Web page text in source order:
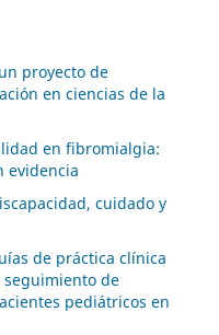
proyecto de
en ciencias de la
en fibromialgia:
evidencia
cuidado y
de práctica clínica
de
pediátricos en